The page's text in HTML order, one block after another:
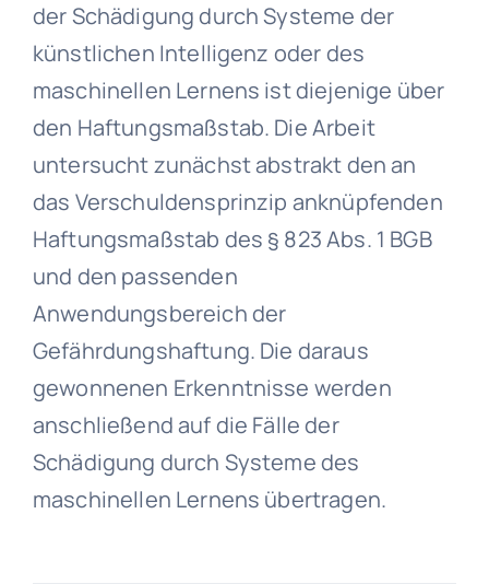
der Schädigung durch Systeme der
künstlichen Intelligenz oder des
maschinellen Lernens ist diejenige über
den Haftungsmaßstab. Die Arbeit
untersucht zunächst abstrakt den an
das Verschuldensprinzip anknüpfenden
Haftungsmaßstab des § 823 Abs. 1 BGB
und den passenden
Anwendungsbereich der
Gefährdungshaftung. Die daraus
gewonnenen Erkenntnisse werden
anschließend auf die Fälle der
Schädigung durch Systeme des
maschinellen Lernens übertragen.